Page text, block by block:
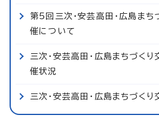
第5回三次・安芸高田・広島まち
催について
三次・安芸高田・広島まちづく
催状況
三次・安芸高田・広島まちづく